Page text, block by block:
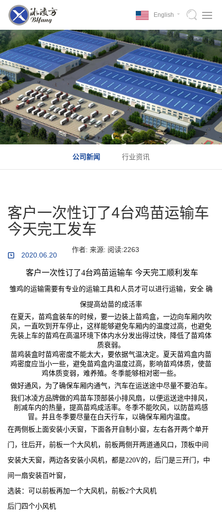
English
公司新闻 行业资讯
客户一次性订了4台鸡苗运输车
今天完工发车
2020.06.20
作者: 来源: 阅读:2263
客户一次性订了4台鸡苗运输车 今天完工顺利发车
雏鸡的运输需要有专业的运输工具和人员才可以进行运输，安全 确
保提高幼苗的成活率
在夏天，苗鸡盒装车的时候，要一边装上苗鸡盒，一边向车厢内吹
风，一直吹到开车停止，这样能够避免车厢内的温度过高，也避免
先装上车的苗鸡在高温环境下体内水分发出得过快，降低了苗鸡体
质衰弱。
苗鸡装盒时苗鸡密度不能太大，要依据气温决定。夏天苗鸡盒内苗
鸡密度应当小一些，避免苗鸡盒内温度过高，影响苗鸡体质，使苗
鸡体质变弱，难养殖。冬季能够相对密一些。
做好通风，为了确保车厢内通气，汽车在运送途中尽量不要泊车。
我们冰凌方品牌做的鸡苗车顶部装小排风扇，以便运送途中排风，
削减车内的热量，提高苗鸡成活率。冬季不能吹风，以防苗鸡感
冒。并且冬季要尽量在白天行车，以确保车厢内温度。
在两侧板上面安装小天窗，下面各开自制小窗，左右各开两个单开
门，往后开，前板一个大风机，前板两侧开两道通风口，顶板中间
安装大天窗，两边各安装小风机，都是220V的，后门是三开门，中
间一扇安装百叶窗，
选装：可以前板再加一个大风机，前板2个大风机
后门四个小风机